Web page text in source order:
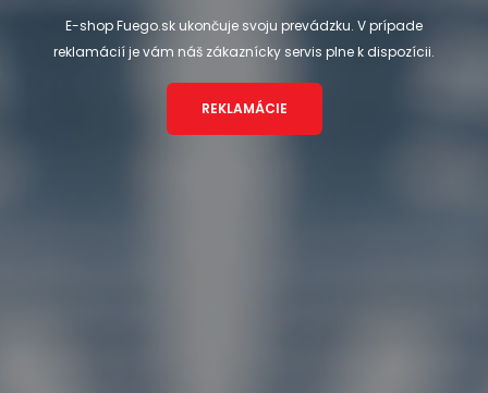
E-shop Fuego.sk ukončuje svoju prevádzku. V prípade
reklamácií je vám náš zákaznícky servis plne k dispozícii.
REKLAMÁCIE